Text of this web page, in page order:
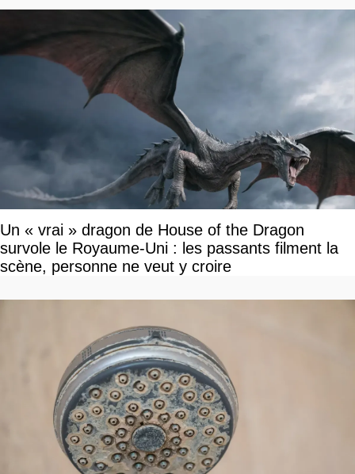
Un « vrai » dragon de House of the Dragon
survole le Royaume-Uni : les passants filment la
scène, personne ne veut y croire